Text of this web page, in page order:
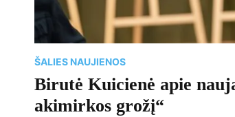
ŠALIES NAUJIENOS
Birutė Kuicienė apie
akimirkos grožį“